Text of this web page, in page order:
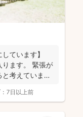
しています】
ります。 緊張が
考えていま
7日以上前